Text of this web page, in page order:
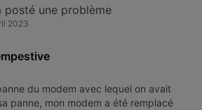
posté une problème
2023
du modem avec lequel on avait
panne, mon modem a été remplacé